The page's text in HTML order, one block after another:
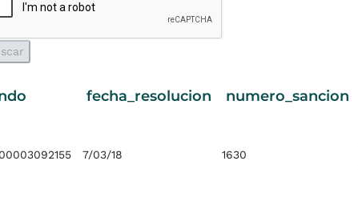
fecha_resolucion numero_sancion
7/03/18 1630